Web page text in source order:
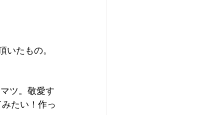
たもの。
ツ。敬愛す
たい！作っ